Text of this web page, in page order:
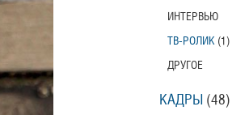
ИНТЕРВЬЮ
ТВ-РОЛИК (1)
ДРУГОЕ
КАДРЫ (48)